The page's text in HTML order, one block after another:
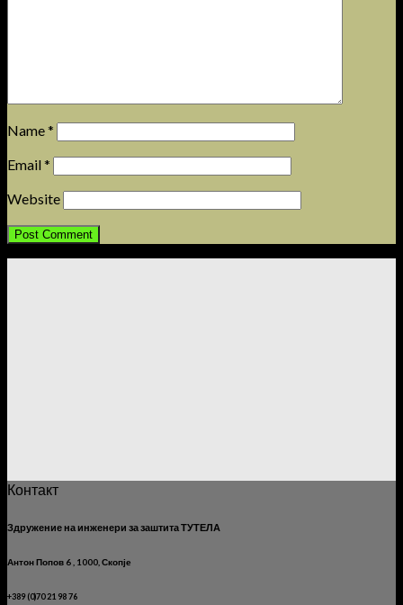
Name*
Email*
Website
Контакт
Здружение на инженери за заштита ТУТЕЛА
Антон Попов 6 , 1000, Скопје
+389 (0)70 21 98 76